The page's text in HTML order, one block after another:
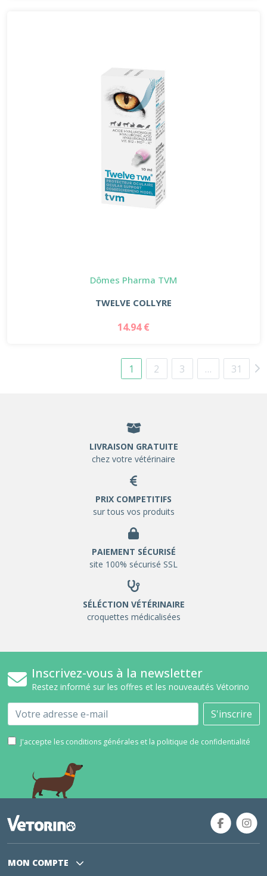
Dômes Pharma TVM
TWELVE COLLYRE
14.94 €
1 2 3 … 31
LIVRAISON GRATUITE
chez votre vétérinaire
PRIX COMPETITIFS
sur tous vos produits
PAIEMENT SÉCURISÉ
site 100% sécurisé SSL
SÉLÉCTION VÉTÉRINAIRE
croquettes médicalisées
Inscrivez-vous à la newsletter
Restez informé sur les offres et les nouveautés Vétorino
Email S'inscrire
J'accepte les conditions générales et la politique de confidentialité
MON COMPTE